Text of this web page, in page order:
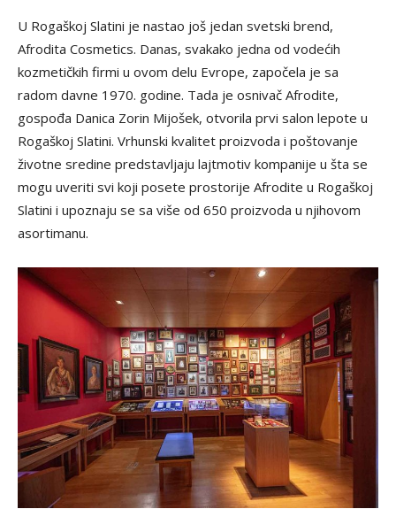
U Rogaškoj Slatini je nastao još jedan svetski brend,
Afrodita Cosmetics. Danas, svakako jedna od vodećih
kozmetičkih firmi u ovom delu Evrope, započela je sa
radom davne 1970. godine. Tada je osnivač Afrodite,
gospođa Danica Zorin Mijošek, otvorila prvi salon lepote u
Rogaškoj Slatini. Vrhunski kvalitet proizvoda i poštovanje
životne sredine predstavljaju lajtmotiv kompanije u šta se
mogu uveriti svi koji posete prostorije Afrodite u Rogaškoj
Slatini i upoznaju se sa više od 650 proizvoda u njihovom
asortimanu.